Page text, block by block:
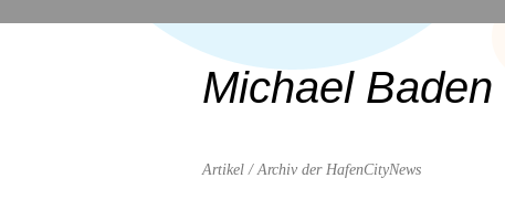
down
Michael Baden
Artikel / Archiv der HafenCityNews